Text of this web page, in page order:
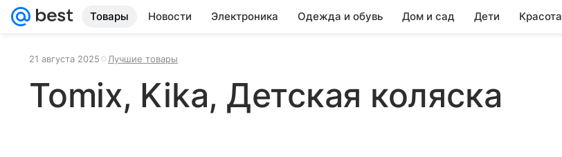
Товары Новости Электроника Одежда и обувь Дом и сад Дети Красота
21 августа 2025 Лучшие товары
Tomix, Kika, Детская коляска